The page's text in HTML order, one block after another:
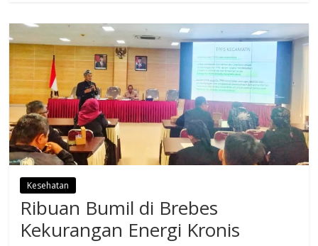
Kesehatan
Ribuan Bumil di Brebes
Kekurangan Energi Kronis